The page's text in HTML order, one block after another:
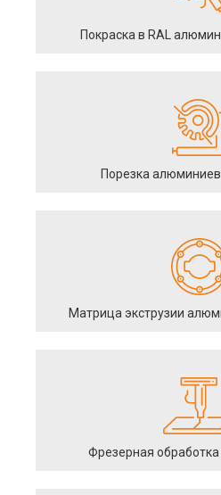
Покраска в RAL
Порезка
Матрица экструзии
Фрезерная